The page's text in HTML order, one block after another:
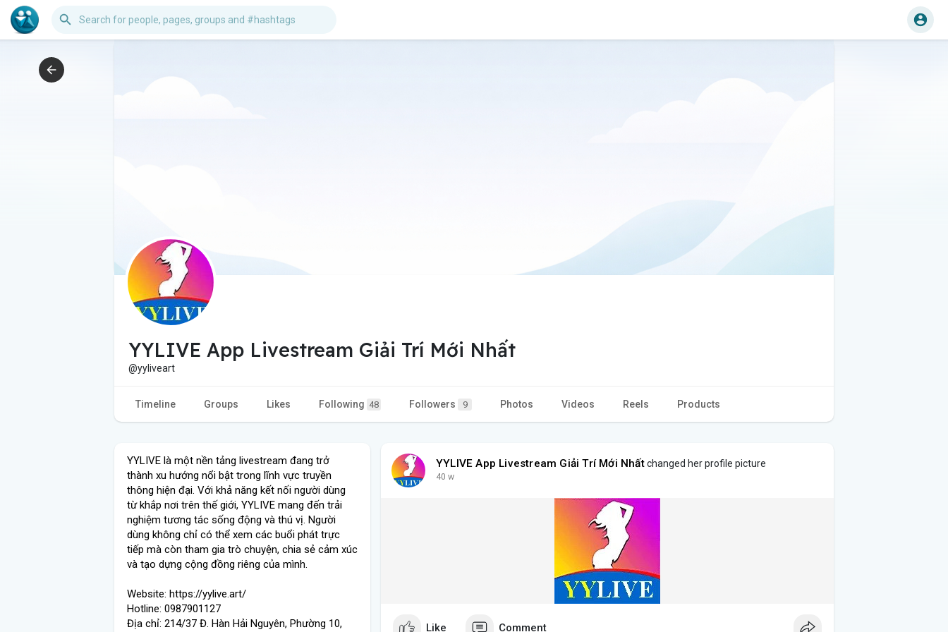
YYLIVE App Livestream Giải Trí Mới Nhất
@yyliveart
Timeline Groups Likes Following 48 Followers 9 Photos Videos Reels Products
YYLIVE là một nền tảng livestream đang trở
thành xu hướng nổi bật trong lĩnh vực truyền
thông hiện đại. Với khả năng kết nối người dùng
từ khắp nơi trên thế giới, YYLIVE mang đến trải
nghiệm tương tác sống động và thú vị. Người
dùng không chỉ có thể xem các buổi phát trực
tiếp mà còn tham gia trò chuyện, chia sẻ cảm xúc
và tạo dựng cộng đồng riêng của mình.
Website: https://yylive.art/
Hotline: 0987901127
Địa chỉ: 214/37 Đ. Hàn Hải Nguyên, Phường 10,
YYLIVE App Livestream Giải Trí Mới Nhấtchanged her profile picture
40 w
Like Comment